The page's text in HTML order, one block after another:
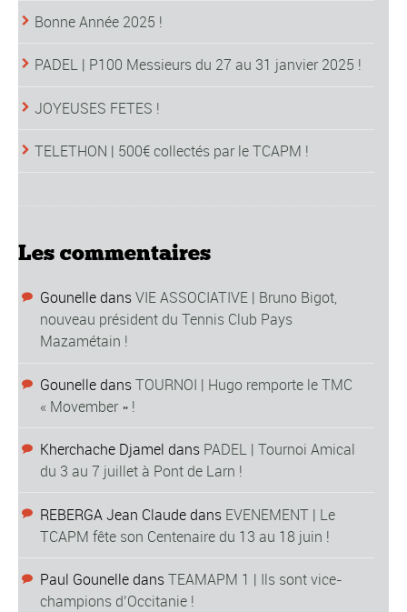
Bonne Année 2025 !
PADEL | P100 Messieurs du 27 au 31 janvier 2025 !
JOYEUSES FETES !
TELETHON | 500€ collectés par le TCAPM !
Les commentaires
Gounelle dansVIE ASSOCIATIVE | Bruno Bigot,
nouveau président du Tennis Club Pays
Mazamétain !
Gounelle dansTOURNOI | Hugo remporte le TMC
« Movember » !
Kherchache Djamel dans PADEL | Tournoi Amical
du 3 au 7 juillet à Pont de Larn !
REBERGA Jean Claude dans EVENEMENT | Le
TCAPM fête son Centenaire du 13 au 18 juin !
Paul Gounelle dansTEAMAPM 1 | Ils sont vice-
champions d’Occitanie !